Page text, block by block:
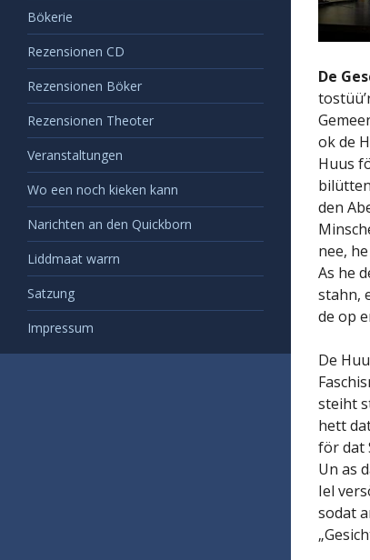
Bökerie
Rezensionen CD
Rezensionen Böker
Rezensionen Theoter
Veranstaltungen
Wo een noch kieken kann
Narichten an den Quickborn
Liddmaat warrn
Satzung
Impressum
De
ok de
Huus
den
nee,
As he
stahn,
de op
De
steiht
hett
för dat
Un as
Iel
sodat